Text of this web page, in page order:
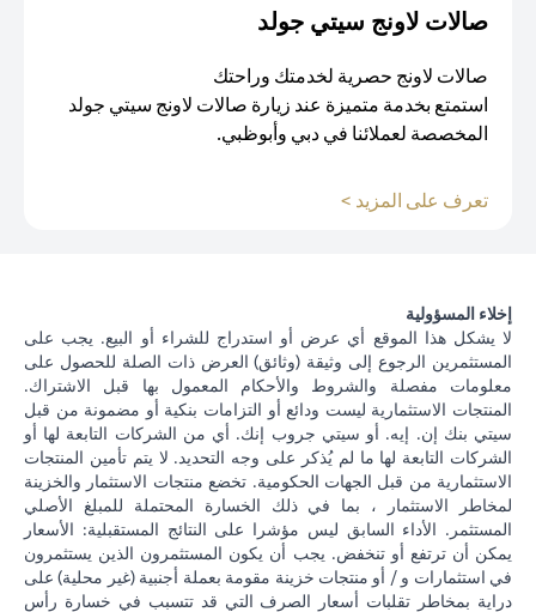
صالات لاونج سيتي جولد
صالات لاونج حصرية لخدمتك وراحتك
استمتع بخدمة متميزة عند زيارة صالات لاونج سيتي جولد
المخصصة لعملائنا في دبي وأبوظبي.
تعرف على المزيد >
إخلاء المسؤولية
لا يشكل هذا الموقع أي عرض أو استدراج للشراء أو البيع. يجب على
المستثمرين الرجوع إلى وثيقة (وثائق) العرض ذات الصلة للحصول على
معلومات مفصلة والشروط والأحكام المعمول بها قبل الاشتراك.
المنتجات الاستثمارية ليست ودائع أو التزامات بنكية أو مضمونة من قبل
سيتي بنك إن. إيه. أو سيتي جروب إنك. أي من الشركات التابعة لها أو
الشركات التابعة لها ما لم يُذكر على وجه التحديد. لا يتم تأمين المنتجات
الاستثمارية من قبل الجهات الحكومية. تخضع منتجات الاستثمار والخزينة
لمخاطر الاستثمار ، بما في ذلك الخسارة المحتملة للمبلغ الأصلي
المستثمر. الأداء السابق ليس مؤشرا على النتائج المستقبلية: الأسعار
يمكن أن ترتفع أو تنخفض. يجب أن يكون المستثمرون الذين يستثمرون
في استثمارات و / أو منتجات خزينة مقومة بعملة أجنبية (غير محلية) على
دراية بمخاطر تقلبات أسعار الصرف التي قد تتسبب في خسارة رأس